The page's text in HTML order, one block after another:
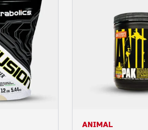
ANIMAL